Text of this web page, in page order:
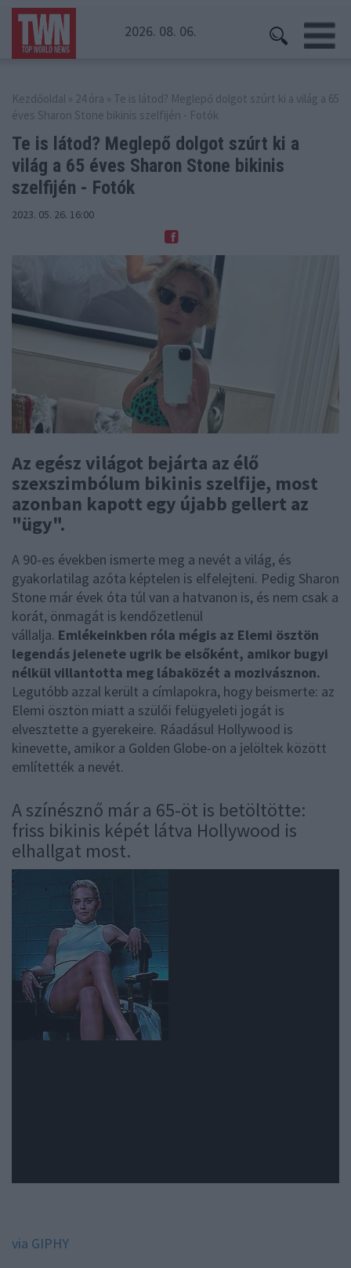
2026. 08. 06.
Kezdőoldal » 24 óra » Te is látod? Meglepő dolgot szúrt ki a világ a 65
éves Sharon Stone bikinis szelfijén - Fotók
Te is látod? Meglepő dolgot szúrt ki a
világ a 65 éves Sharon Stone bikinis
szelfijén - Fotók
2023. 05. 26. 16:00
Az egész világot bejárta az élő
szexszimbólum bikinis szelfije, most
azonban kapott egy újabb gellert az
"ügy".
A 90-es években ismerte meg a nevét a világ, és
gyakorlatilag azóta képtelen is elfelejteni. Pedig Sharon
Stone már évek óta túl van a hatvanon is, és nem csak a
korát, önmagát is kendőzetlenül
vállalja. Emlékeinkben róla mégis az Elemi ösztön
legendás jelenete ugrik be elsőként, amikor bugyi
nélkül villantotta meg lábaközét a mozivásznon.
Legutóbb azzal került a címlapokra, hogy beismerte: az
Elemi ösztön miatt a szülői felügyeleti jogát is
elvesztette a gyerekeire. Ráadásul Hollywood is
kinevette, amikor a Golden Globe-on a jelöltek között
említették a nevét.
A színésznő már a 65-öt is betöltötte:
friss bikinis képét látva Hollywood is
elhallgat most.
via GIPHY